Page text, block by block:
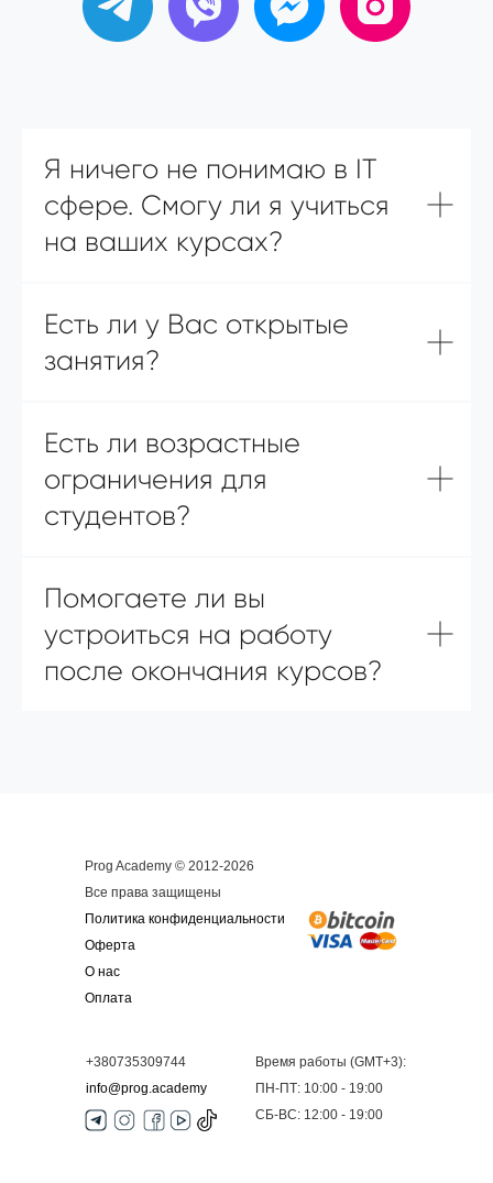
Я ничего не понимаю в IT
сфере. Смогу ли я учиться
на ваших курсах?
Есть ли у Вас открытые
занятия?
Есть ли возрастные
ограничения для
студентов?
Помогаете ли вы
устроиться на работу
после окончания курсов?
Prog Academy © 2012-2026
Все права защищены
Политика конфиденциальности
Оферта
О нас
Оплата
Время работы (GMT+3):
ПН-ПТ: 10:00 - 19:00
СБ-ВС: 12:00 - 19:00
+380735309744
info@prog.academy